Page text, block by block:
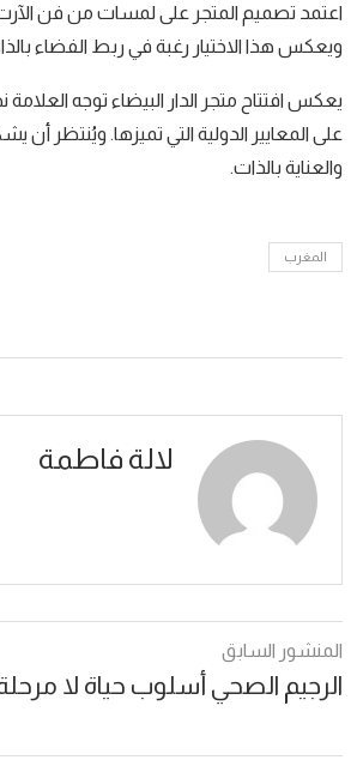
اعتمد تصميم المتجر على لمسات من فن الآرت
ويعكس هذا الاختيار رغبة في ربط الفضاء
يعكس افتتاح متجر الدار البيضاء توجه
على المعايير الدولية التي تميزها.
والعناية بالذات.
المغرب
لالة فاطمة
المنشور السابق
الرجيم الصحي أسلوب حياة لا